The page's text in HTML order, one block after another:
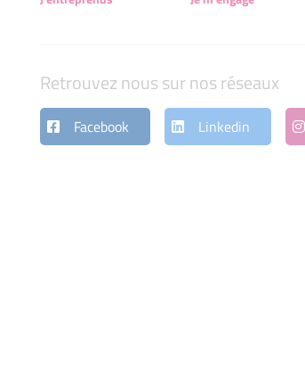
Retrouvez nous sur nos réseaux
Facebook Linkedin